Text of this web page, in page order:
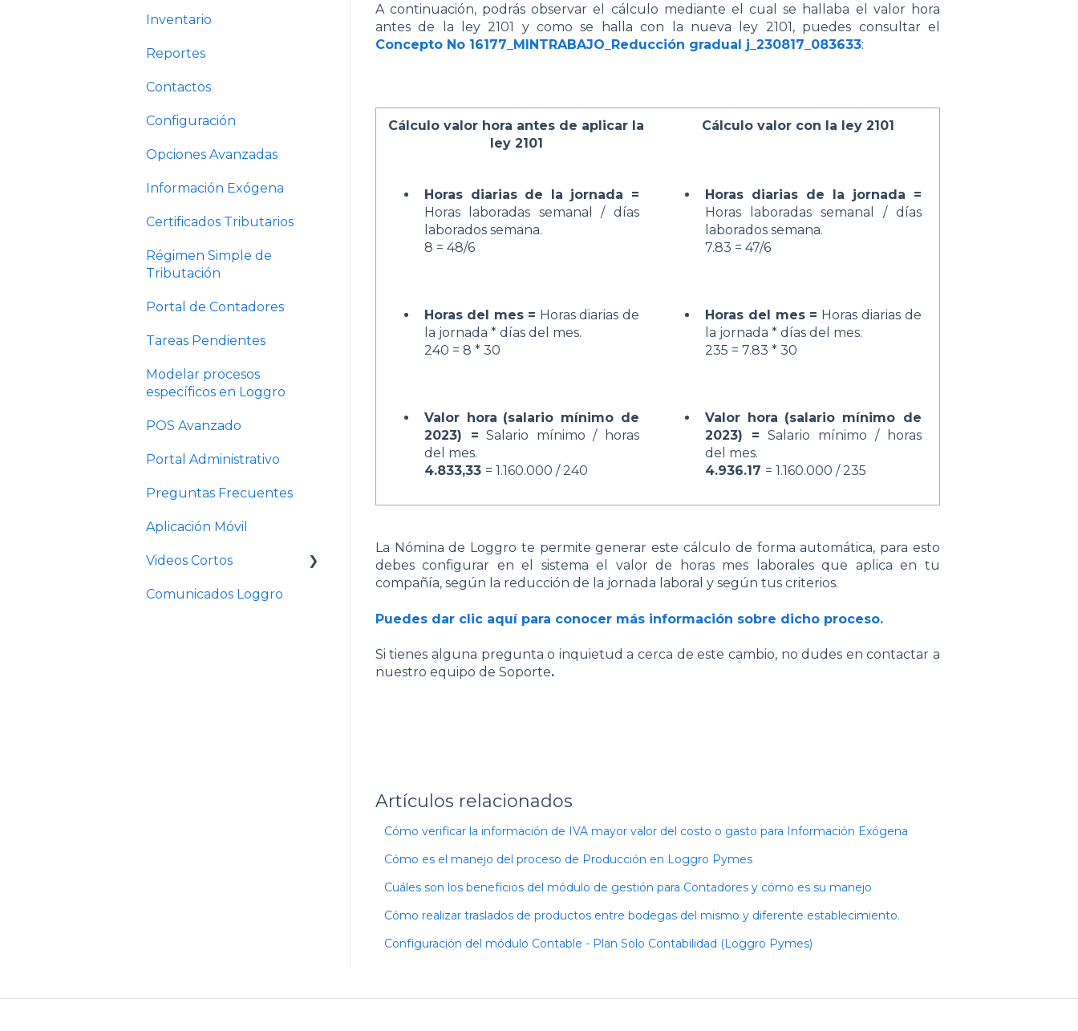
A continuación, podrás observar el cálculo mediante el cual se hallaba el valor hora
antes de la ley 2101 y como se halla con la nueva ley 2101, puedes consultar el
Concepto No 16177_MINTRABAJO_Reducción gradual j_230817_083633:
Cálculo valor hora antes de aplicar la
ley 2101
Cálculo valor con la ley 2101
Horas diarias de la jornada =
Horas laboradas semanal / días
laborados semana.
8 = 48/6
Horas diarias de la jornada =
Horas laboradas semanal / días
laborados semana.
7.83 = 47/6
Horas del mes = Horas diarias de
la jornada * días del mes.
240 = 8 * 30
Horas del mes = Horas diarias de
la jornada * días del mes.
235 = 7.83 * 30
Valor hora (salario mínimo de
2023) = Salario mínimo / horas
del mes.
4.833,33 = 1.160.000 / 240
Valor hora (salario mínimo de
2023) = Salario mínimo / horas
del mes.
4.936.17 = 1.160.000 / 235
La Nómina de Loggro te permite generar este cálculo de forma automática, para esto
debes configurar en el sistema el valor de horas mes laborales que aplica en tu
compañía, según la reducción de la jornada laboral y según tus criterios.
Puedes dar clic aquí para conocer más información sobre dicho proceso.
Si tienes alguna pregunta o inquietud a cerca de este cambio, no dudes en contactar a
nuestro equipo de Soporte.
Artículos relacionados
Cómo verificar la información de IVA mayor valor del costo o gasto para Información Exógena
Cómo es el manejo del proceso de Producción en Loggro Pymes
Cuáles son los beneficios del módulo de gestión para Contadores y cómo es su manejo
Cómo realizar traslados de productos entre bodegas del mismo y diferente establecimiento.
Configuración del módulo Contable - Plan Solo Contabilidad (Loggro Pymes)
Inventario
Reportes
Contactos
Configuración
Opciones Avanzadas
Información Exógena
Certificados Tributarios
Régimen Simple de
Tributación
Portal de Contadores
Tareas Pendientes
Modelar procesos
específicos en Loggro
POS Avanzado
Portal Administrativo
Preguntas Frecuentes
Aplicación Móvil
Videos Cortos
Videos Cortos Pymes
Comunicados Loggro